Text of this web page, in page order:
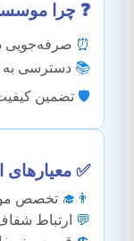
❓ چرا
⏰ صرفه‌جویی
📚 دسترسی
🛡️ تضمین
✅ معیارهای
👨‍🎓 تخصص
💬
ارتباط